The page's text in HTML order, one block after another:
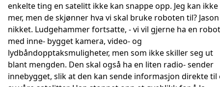
enkelte ting en satelitt ikke kan snappe opp. Jeg kan ikke
mer, men de skjønner hva vi skal bruke roboten til? Jason
nikket. Ludgehammer fortsatte, - vi vil gjerne ha en robot
med inne- bygget kamera, video- og
lydbåndopptaksmuligheter, men som ikke skiller seg ut
blant mengden. Den skal også ha en liten radio- sender
innebygget, slik at den kan sende informasjon direkte til